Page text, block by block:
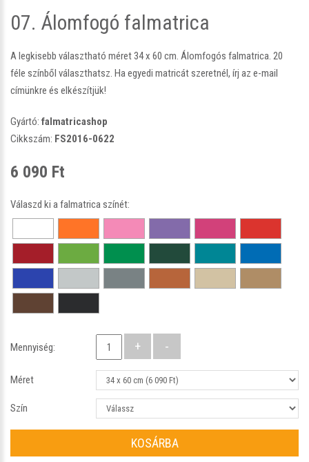
07. Álomfogó falmatrica
A legkisebb választható méret 34 x 60 cm. Álomfogós falmatrica. 20
féle színből választhatsz. Ha egyedi matricát szeretnél, írj az e-mail
címünkre és elkészítjük!
Gyártó: falmatricashop
Cikkszám: FS2016-0622
6 090 Ft
Válaszd ki a falmatrica színét:
Mennyiség:
Méret
Szín
KOSÁRBA